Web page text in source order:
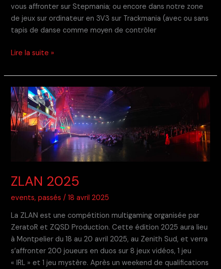
vous affronter sur Stepmania; ou encore dans notre zone
de jeux sur ordinateur en 3V3 sur Trackmania (avec ou sans
tapis de danse comme moyen de contrôler
Geek
2025
Lire la suite »
ZLAN 2025
events,passés /18 avril 2025
La ZLAN est une compétition multigaming organisée par
ZeratoR et ZQSD Production. Cette édition 2025 aura lieu
à Montpelier du 18 au 20 avril 2025, au Zenith Sud, et verra
s’affronter 200 joueurs en duos sur 8 jeux vidéos, 1 jeu
« IRL » et 1 jeu mystère. Après un weekend de qualifications